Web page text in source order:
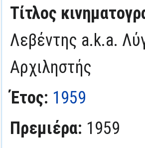
Τίτλος
Λεβέντης a.k.a.
Αρχιληστής
Έτος: 1959
Πρεμιέρα: 1959